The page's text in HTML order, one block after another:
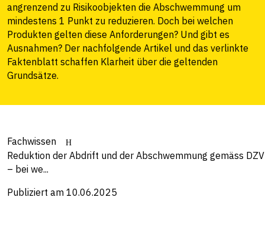
angrenzend zu Risikoobjekten die Abschwemmung um
mindestens 1 Punkt zu reduzieren. Doch bei welchen
Produkten gelten diese Anforderungen? Und gibt es
Ausnahmen? Der nachfolgende Artikel und das verlinkte
Faktenblatt schaffen Klarheit über die geltenden
Grundsätze.
Fachwissen
Reduktion der Abdrift und der Abschwemmung gemäss DZV
– bei we...
Publiziert am 10.06.2025